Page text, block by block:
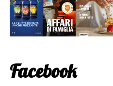
Facebook